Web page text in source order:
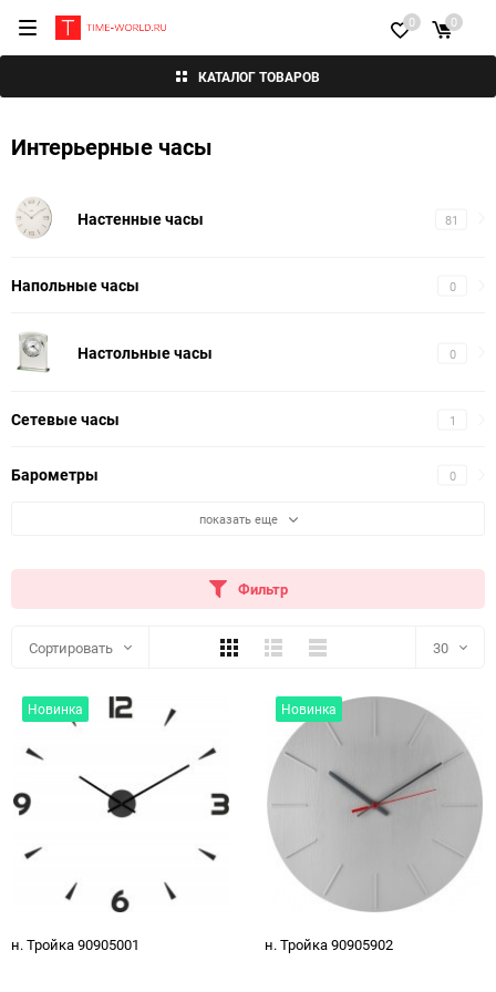
КАТАЛОГ ТОВАРОВ
0 0
Интерьерные часы
81
Настенные часы
0
Напольные часы
0
Настольные часы
1
Сетевые часы
0
Барометры
показать еще
Фильтр
Сортировать ПлиткаПодробноКомпактно 30
30
90
Новинка
н. Тройка 90905001
Новинка
н. Тройка 90905902